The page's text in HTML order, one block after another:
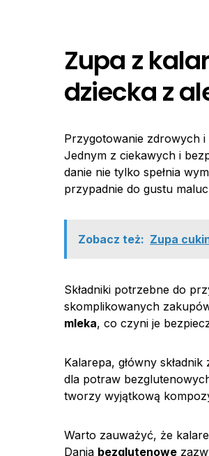
Zupa z
dziecka z
Przygotowanie zdrowych i
Jednym z ciekawych i
danie nie tylko spełnia
przypadnie do gustu
Zobacz też: Zupa
Składniki potrzebne do
skomplikowanych
mleka, co czyni je
Kalarepa, główny
dla potraw
tworzy wyjątkową
Warto zauważyć, że
Dania bezglutenowe